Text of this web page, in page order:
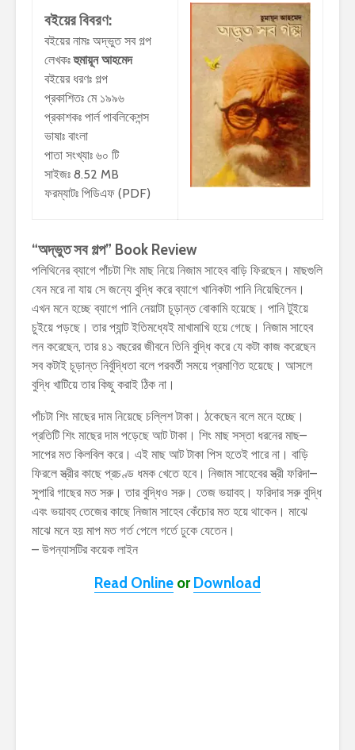
বইয়ের বিবরণ:
বইয়ের নামঃ অদ্ভুত সব গল্প
লেখকঃহুমায়ূন আহমেদ
বইয়ের ধরণঃ গল্প
প্রকাশিতঃ মে ১৯৯৬
প্রকাশকঃ পার্ল পাবলিকেশন্স
ভাষাঃ বাংলা
পাতা সংখ্যাঃ ৬০ টি
সাইজঃ 8.52 MB
ফরম্যাটঃ পিডিএফ (PDF)
“অদ্ভুত সব গল্প” Book Review
পলিথিনের ব্যাগে পাঁচটা শিং মাছ নিয়ে নিজাম সাহেব বাড়ি ফিরছেন। মাছগুলি
যেন মরে না যায় সে জন্যে বুদ্ধি করে ব্যাগে খানিকটা পানি নিয়েছিলেন।
এখন মনে হচ্ছে ব্যাগে পানি নেয়াটা চূড়ান্ত বোকামি হয়েছে। পানি টুইয়ে
চুইয়ে পড়ছে। তার প্যান্ট ইতিমধ্যেই মাখামাখি হয়ে গেছে। নিজাম সাহেব
লন করেছেন, তার ৪১ বছরের জীবনে তিনি বুদ্ধি করে যে কটা কাজ করেছেন
সব কটাই চূড়ান্ত নির্বুদ্ধিতা বলে পরবর্তী সময়ে প্রমাণিত হয়েছে। আসলে
বুদ্ধি খাটিয়ে তার কিছু করাই ঠিক না।
পাঁচটা শিং মাছের দাম নিয়েছে চল্লিশ টাকা। ঠকেছেন বলে মনে হচ্ছে।
প্রতিটি শিং মাছের দাম পড়েছে আট টাকা। শিং মাছ সস্তা ধরনের মাছ–
সাপের মত কিলবিল করে। এই মাছ আট টাকা পিস হতেই পারে না। বাড়ি
ফিরলে স্ত্রীর কাছে প্রচণ্ড ধমক খেতে হবে। নিজাম সাহেবের স্ত্রী ফরিদা–
সুপারি গাছের মত সরু। তার বুদ্ধিও সরু। তেজ ভয়াবহ। ফরিদার সরু বুদ্ধি
এবং ভয়াবহ তেজের কাছে নিজাম সাহেব কেঁচোর মত হয়ে থাকেন। মাঝে
মাঝে মনে হয় মাপ মত গর্ত পেলে গর্তে ঢুকে যেতেন।
– উপন্যাসটির কয়েক লাইন
Read Online or Download